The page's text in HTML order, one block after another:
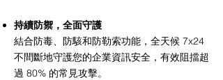
持續防禦，全面守護
結合防毒、防駭和防勒索功能，全天候 7x24
不間斷地守護您的企業資訊安全，有效阻擋超
過 80% 的常見攻擊。